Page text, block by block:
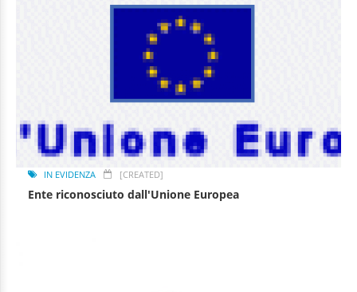
IN EVIDENZA [CREATED]
Ente riconosciuto dall'Unione Europea